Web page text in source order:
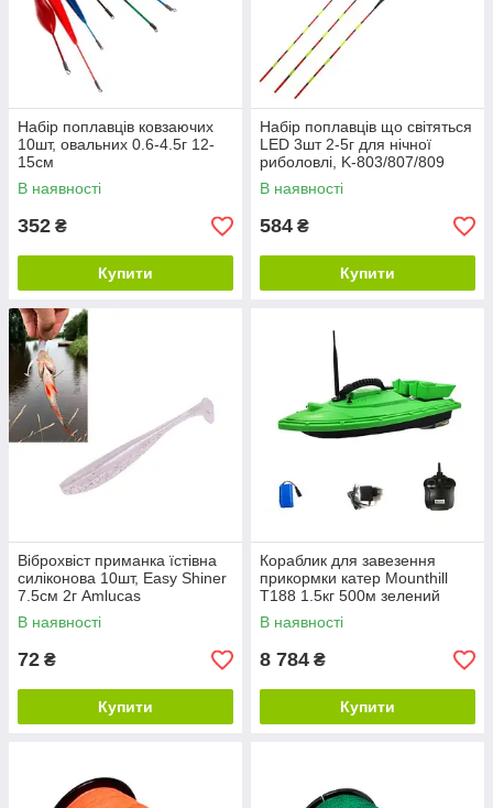
Набір поплавців ковзаючих
10шт, овальних 0.6-4.5г 12-
15см
В наявності
352 ₴
Купити
Набір поплавців що світяться
LED 3шт 2-5г для нічної
риболовлі, K-803/807/809
В наявності
584 ₴
Купити
Віброхвіст приманка їстівна
силіконова 10шт, Easy Shiner
7.5см 2г Amlucas
В наявності
72 ₴
Купити
Кораблик для завезення
прикормки катер Mounthill
T188 1.5кг 500м зелений
В наявності
8 784 ₴
Купити